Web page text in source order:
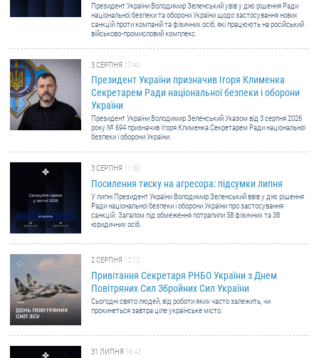
ДЕРЖАВНИЙ РЕЄСТР САНКЦІЙ
Президент України Володимир Зеленський увів у дію рішення Ради
національної безпеки та оборони України щодо застосування нових
санкцій проти компаній та фізичних осіб, які працюють на російський
військово-промисловий комплекс.
3 СЕРПНЯ 17:40
Президент України призначив Ігоря Клименка
Секретарем Ради національної безпеки і оборони
України
Президент України Володимир Зеленський Указом від 3 серпня 2026
року № 694 призначив Ігоря Клименка Секретарем Ради національної
безпеки і оборони України.
3 СЕРПНЯ 11:50
Посилення тиску на агресора: підсумки липня
У липні Президент України Володимир Зеленський ввів у дію рішення
Ради національної безпеки і оборони України про застосування
санкцій. Загалом під обмеження потрапили 58 фізичних та 38
юридичних осіб.
2 СЕРПНЯ 12:15
Привітання Секретаря РНБО України з Днем
Повітряних Сил Збройних Сил України
Сьогодні свято людей, від роботи яких часто залежить, чи
прокинеться завтра ціле українське місто.
31 ЛИПНЯ 16:43